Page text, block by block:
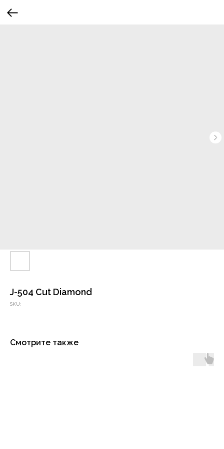
J-504 Cut Diamond
SKU:
Смотрите также